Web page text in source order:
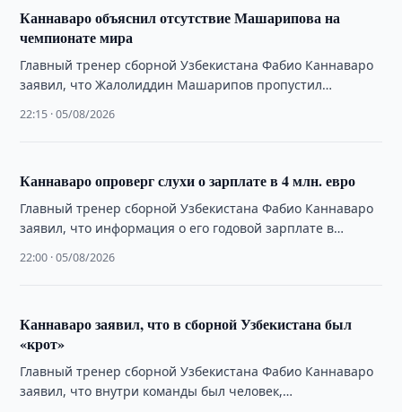
Каннаваро объяснил отсутствие Машарипова на
чемпионате мира
Главный тренер сборной Узбекистана Фабио Каннаваро
заявил, что Жалолиддин Машарипов пропустил
объяснил …
22:15 · 05/08/2026
Каннаваро опроверг слухи о зарплате в 4 млн. евро
Главный тренер сборной Узбекистана Фабио Каннаваро
заявил, что информация о его годовой зарплате в
22:00 · 05/08/2026
Каннаваро заявил, что в сборной Узбекистана был
«крот»
Главный тренер сборной Узбекистана Фабио Каннаваро
заявил, что внутри команды был человек,